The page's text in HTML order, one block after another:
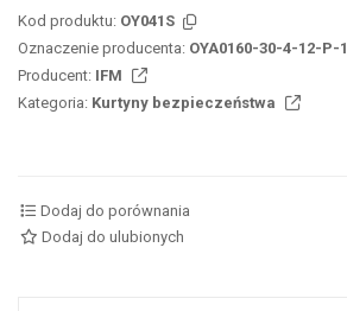
Kod produktu: OY041S
Oznaczenie producenta: OYA0160-30-4-12-P-1
Producent: IFM
Kategoria: Kurtyny bezpieczeństwa
Dodaj do porównania
Dodaj do ulubionych